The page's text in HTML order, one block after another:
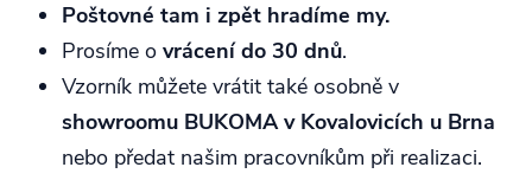
Poštovné tam i zpět hradíme my.
Prosíme o vrácení do 30 dnů.
Vzorník můžete vrátit také osobně v
showroomu BUKOMA v Kovalovicích u Brna
nebo předat našim pracovníkům při realizaci.